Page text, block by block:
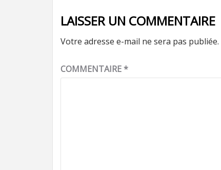
LAISSER UN COMMENTAIRE
Votre adresse e-mail ne sera pas publiée.
COMMENTAIRE*